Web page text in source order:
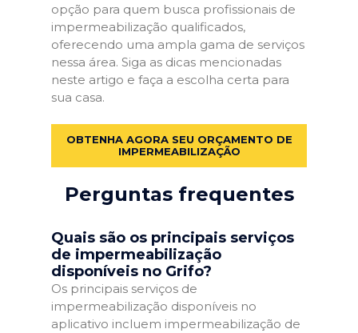
opção para quem busca profissionais de
impermeabilização qualificados,
oferecendo uma ampla gama de serviços
nessa área. Siga as dicas mencionadas
neste artigo e faça a escolha certa para
sua casa.
OBTENHA AGORA SEU ORÇAMENTO DE
IMPERMEABILIZAÇÃO
Perguntas frequentes
Quais são os principais serviços
de impermeabilização
disponíveis no Grifo?
Os principais serviços de
impermeabilização disponíveis no
aplicativo incluem impermeabilização de